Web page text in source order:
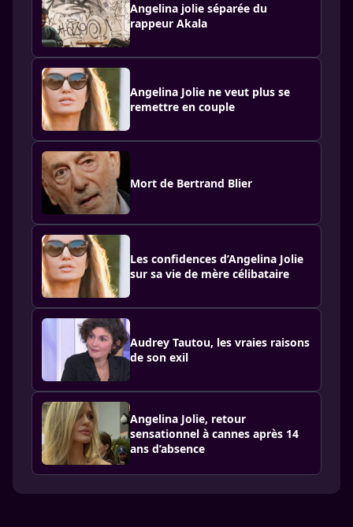
Angelina jolie séparée du
rappeur Akala
Angelina Jolie ne veut plus se
remettre en couple
Mort de Bertrand Blier
Les confidences d’Angelina Jolie
sur sa vie de mère célibataire
Audrey Tautou, les vraies raisons
de son exil
Angelina Jolie, retour
sensationnel à cannes après 14
ans d’absence